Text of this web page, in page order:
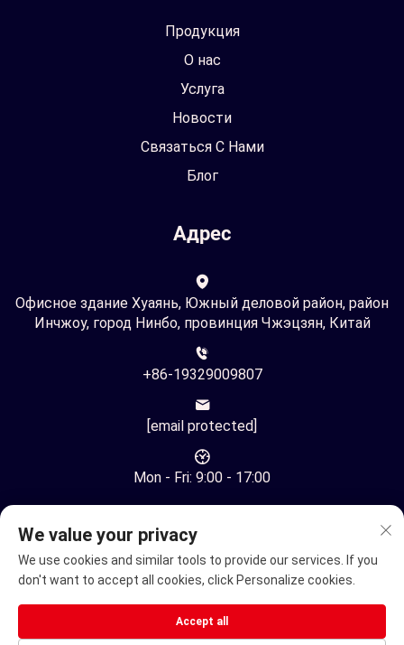
Продукция
О нас
Услуга
Новости
Связаться С Нами
Блог
Адрес
Офисное здание Хуаянь, Южный деловой район, район
Инчжоу, город Нинбо, провинция Чжэцзян, Китай
+86-19329009807
[email protected]
Mon - Fri: 9:00 - 17:00
Политика конфиденциальности
We value your privacy
We use cookies and similar tools to provide our services. If you
don't want to accept all cookies, click Personalize cookies.
Accept all